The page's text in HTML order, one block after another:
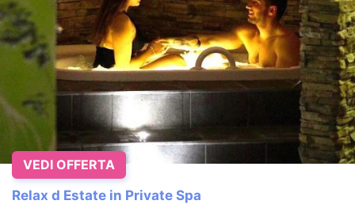
Relax d Estate in Private Spa
VEDI OFFERTA